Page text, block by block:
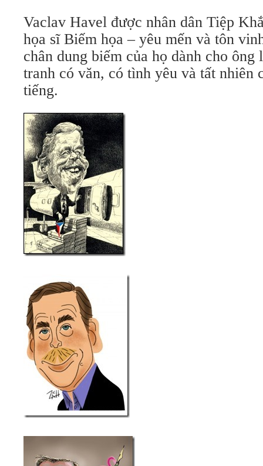
Vaclav Havel được nhân dân Tiệp
họa sĩ Biếm họa – yêu mến và tôn
chân dung biếm của họ dành cho
tranh có văn, có tình yêu và tất nhiên
tiếng.